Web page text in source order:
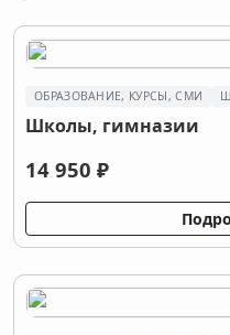
ОБРАЗОВАНИЕ, КУРСЫ, СМИ
Школы, гимназии
14 950 ₽